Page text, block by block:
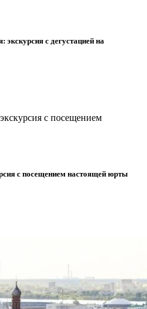
экскурсия с дегустацией на
с посещением настоящей юрты